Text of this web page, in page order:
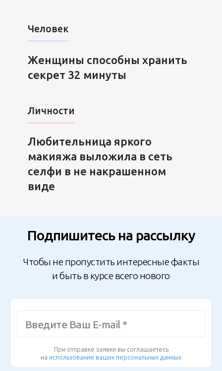
Человек
Женщины способны хранить
секрет 32 минуты
Личности
Любительница яркого
макияжа выложила в сеть
селфи в не накрашенном
виде
Подпишитесь на рассылку
Чтобы не пропустить интересные факты
и быть в курсе всего нового
При отправке заявки вы соглашаетесь
на использование ваших персональных данных